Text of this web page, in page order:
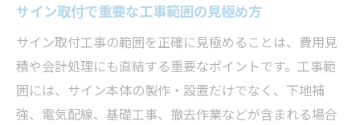
サイン取付で重要な工事範囲の見極め方
サイン取付工事の範囲を正確に見極めることは、費用見
積や会計処理にも直結する重要なポイントです。工事範
囲には、サイン本体の製作・設置だけでなく、下地補
強、電気配線、基礎工事、撤去作業などが含まれる場合